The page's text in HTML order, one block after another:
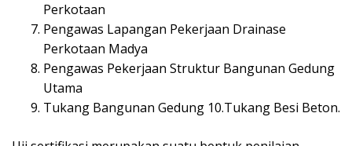
Perkotaan
Pengawas Lapangan Pekerjaan Drainase
Perkotaan Madya
Pengawas Pekerjaan Struktur Bangunan Gedung
Utama
Tukang Bangunan Gedung 10.Tukang Besi Beton.